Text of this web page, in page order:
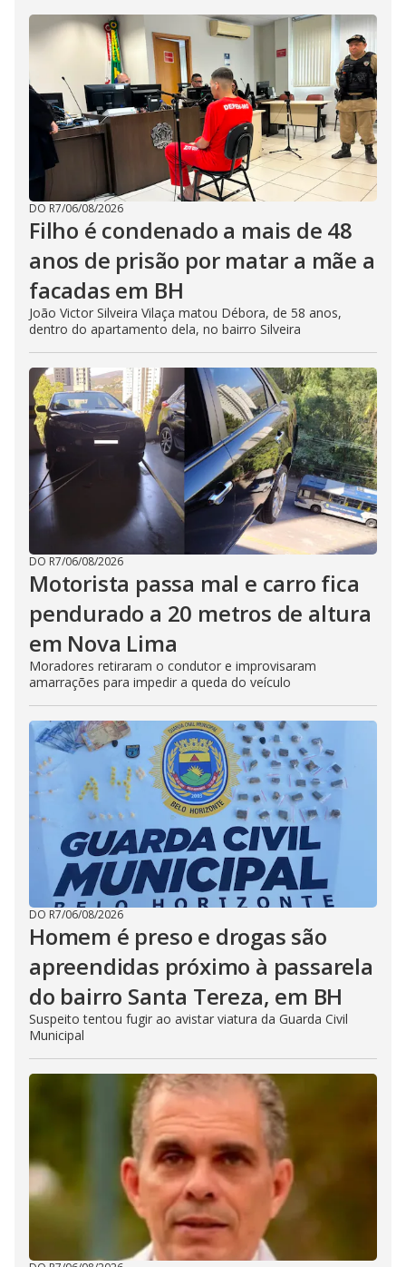
DO R7/06/08/2026
Filho é condenado a mais de 48
anos de prisão por matar a mãe a
facadas em BH
João Victor Silveira Vilaça matou Débora, de 58 anos,
dentro do apartamento dela, no bairro Silveira
DO R7/06/08/2026
Motorista passa mal e carro fica
pendurado a 20 metros de altura
em Nova Lima
Moradores retiraram o condutor e improvisaram
amarrações para impedir a queda do veículo
DO R7/06/08/2026
Homem é preso e drogas são
apreendidas próximo à passarela
do bairro Santa Tereza, em BH
Suspeito tentou fugir ao avistar viatura da Guarda Civil
Municipal